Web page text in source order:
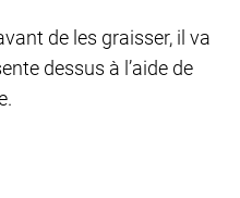
de les graisser, il va
dessus à l’aide de